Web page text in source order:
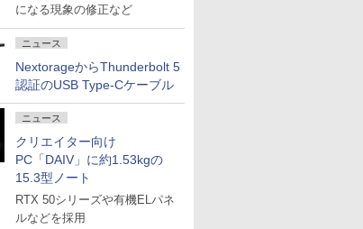
になる現象の修正など
ニュース
NextorageからThunderbolt 5
認証のUSB Type-Cケーブル
ニュース
クリエイター向け
PC「DAIV」に約1.53kgの
15.3型ノート
RTX 50シリーズや有機ELパネ
ルなどを採用